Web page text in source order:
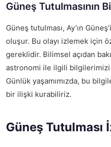
Güneş Tutulmasının
Güneş tutulması, Ay’ın
oluşur. Bu olayı izlemek için
gereklidir. Bilimsel açıdan
astronomi ile ilgili bilgilerimizi
Günlük yaşamımızda, bu
bir ilişki kurabiliriz.
Güneş Tutulması